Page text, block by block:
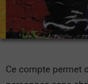
Ce compte permet